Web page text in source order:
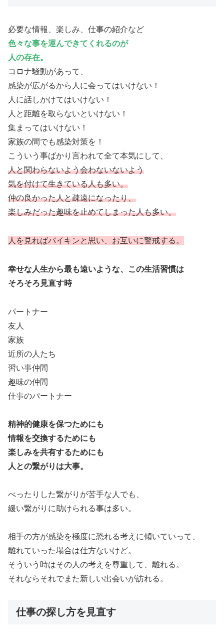
必要な情報、楽しみ、仕事の紹介など
色々な事を運んできてくれるのが
人の存在。
コロナ騒動があって、
感染が広がるから人に会ってはいけない！
人に話しかけてはいけない！
人と距離を取らないといけない！
集まってはいけない！
家族の間でも感染対策を！
こういう事ばかり言われて全て本気にして、
人と関わらないよう会わないないよう
気を付けて生きている人も多い。
仲の良かった人と疎遠になったり、
楽しみだった趣味を止めてしまった人も多い。
人を見ればバイキンと思い、お互いに警戒する。
幸せな人生から最も遠いような、この生活習慣は
そろそろ見直す時
パートナー
友人
家族
近所の人たち
習い事仲間
趣味の仲間
仕事のパートナー
精神的健康を保つためにも
情報を交換するためにも
楽しみを共有するためにも
人との繋がりは大事。
べったりした繋がりが苦手な人でも、
緩い繋がりに助けられる事は多い。
相手の方が感染を極度に恐れる考えに傾いていって、
離れていった場合は仕方ないけど。
そういう時はその人の考えを尊重して、離れる。
それならそれでまた新しい出会いが訪れる。
仕事の探し方を見直す